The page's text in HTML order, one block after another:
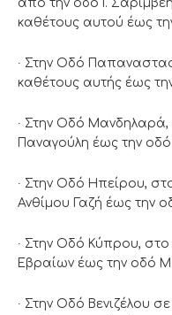
από την οδό Ι.
καθέτους αυτού έως
∙ Στην Οδό
καθέτους αυτής έως
∙ Στην Οδό
Παναγούλη έως την
∙ Στην Οδό Ηπείρου,
Ανθίμου Γαζή έως την
∙ Στην Οδό Κύπρου,
Εβραίων έως την οδό
∙ Στην Οδό Βενιζέλου